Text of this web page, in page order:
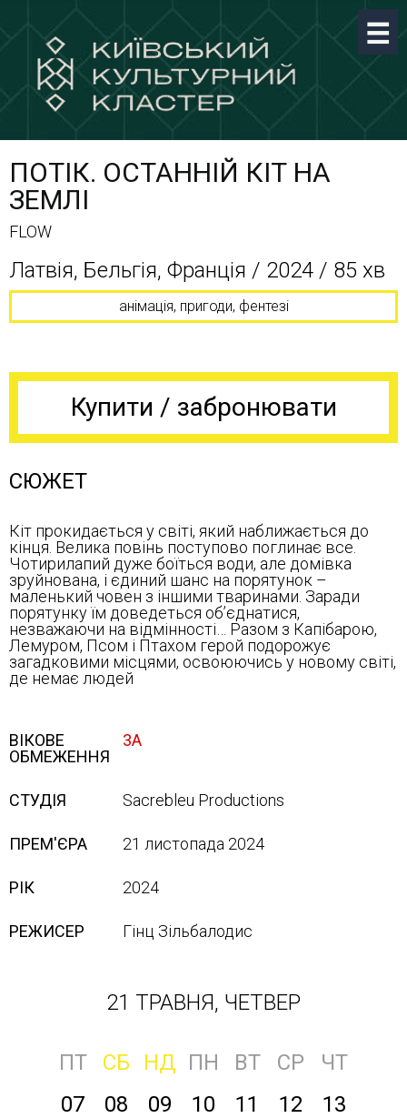
ПОТІК. ОСТАННІЙ КІТ НА
ЗЕМЛІ
FLOW
Латвія, Бельгія, Франція / 2024 / 85 хв
анімація, пригоди, фентезі
Купити / забронювати
СЮЖЕТ
Кіт прокидається у світі, який наближається до
кінця. Велика повінь поступово поглинає все.
Чотирилапий дуже боїться води, але домівка
зруйнована, і єдиний шанс на порятунок –
маленький човен з іншими тваринами. Заради
порятунку їм доведеться об’єднатися,
незважаючи на відмінності… Разом з Капібарою,
Лемуром, Псом і Птахом герой подорожує
загадковими місцями, освоюючись у новому світі,
де немає людей
ВІКОВЕ
ОБМЕЖЕННЯ
3А
СТУДІЯ Sacrebleu Productions
ПРЕМ'ЄРА 21 листопада 2024
РІК 2024
РЕЖИСЕР Гінц Зільбалодис
21 ТРАВНЯ, ЧЕТВЕР
ПТ СБ НД ПН ВТ СР
ЧТ
07
08 09 10 11 12 13